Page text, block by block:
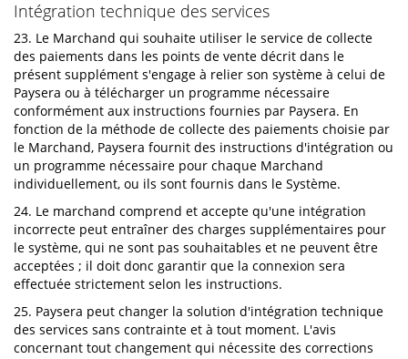
Intégration technique des services
23. Le Marchand qui souhaite utiliser le service de collecte
des paiements dans les points de vente décrit dans le
présent supplément s'engage à relier son système à celui de
Paysera ou à télécharger un programme nécessaire
conformément aux instructions fournies par Paysera. En
fonction de la méthode de collecte des paiements choisie par
le Marchand, Paysera fournit des instructions d'intégration ou
un programme nécessaire pour chaque Marchand
individuellement, ou ils sont fournis dans le Système.
24. Le marchand comprend et accepte qu'une intégration
incorrecte peut entraîner des charges supplémentaires pour
le système, qui ne sont pas souhaitables et ne peuvent être
acceptées ; il doit donc garantir que la connexion sera
effectuée strictement selon les instructions.
25. Paysera peut changer la solution d'intégration technique
des services sans contrainte et à tout moment. L'avis
concernant tout changement qui nécessite des corrections